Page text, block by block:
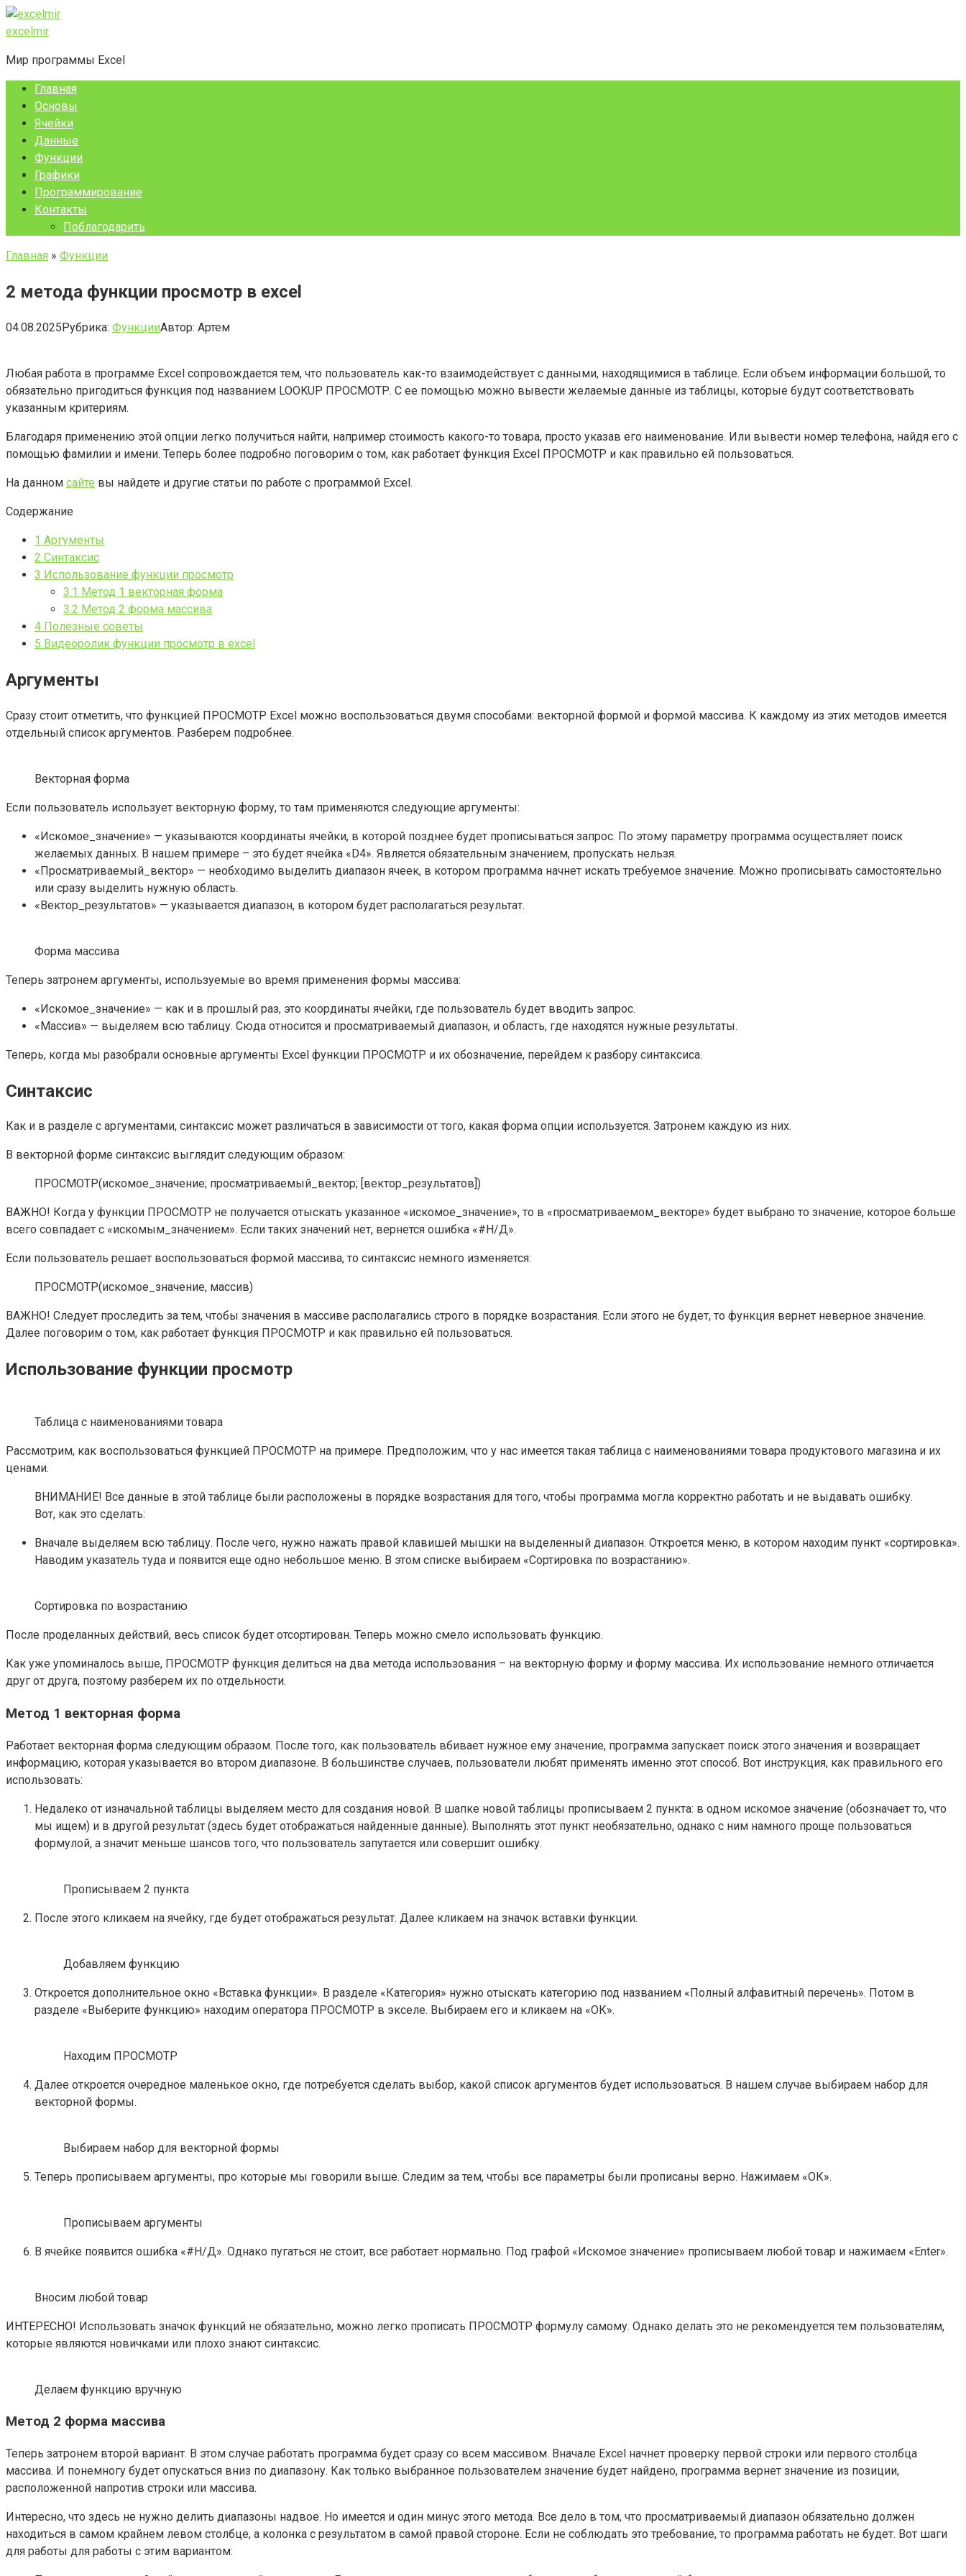
Перейти
к
excelmir
Мир программы Excel
Главная
Основы
Ячейки
Данные
Функции
Графики
Программирование
Контакты
Поблагодарить
Главная » Функции
2 метода функции просмотр в excel
04.08.2025Рубрика: ФункцииАвтор: Артем
Любая работа в программе Excel сопровождается тем, что пользователь как-то взаимодействует с данными, находящимися в таблице. Если объем информации большой, то
обязательно пригодиться функция под названием LOOKUP ПРОСМОТР. С ее помощью можно вывести желаемые данные из таблицы, которые будут соответствовать
указанным критериям.
Благодаря применению этой опции легко получиться найти, например стоимость какого-то товара, просто указав его наименование. Или вывести номер телефона, найдя его с
помощью фамилии и имени. Теперь более подробно поговорим о том, как работает функция Excel ПРОСМОТР и как правильно ей пользоваться.
На данном сайте вы найдете и другие статьи по работе с программой Excel.
Содержание
1 Аргументы
2 Синтаксис
3 Использование функции просмотр
3.1 Метод 1 векторная форма
3.2 Метод 2 форма массива
4 Полезные советы
5 Видеоролик функции просмотр в excel
Аргументы
Сразу стоит отметить, что функцией ПРОСМОТР Excel можно воспользоваться двумя способами: векторной формой и формой массива. К каждому из этих методов имеется
отдельный список аргументов. Разберем подробнее.
Векторная форма
Если пользователь использует векторную форму, то там применяются следующие аргументы:
«Искомое_значение» — указываются координаты ячейки, в которой позднее будет прописываться запрос. По этому параметру программа осуществляет поиск
желаемых данных. В нашем примере – это будет ячейка «D4». Является обязательным значением, пропускать нельзя.
«Просматриваемый_вектор» — необходимо выделить диапазон ячеек, в котором программа начнет искать требуемое значение. Можно прописывать самостоятельно
или сразу выделить нужную область.
«Вектор_результатов» — указывается диапазон, в котором будет располагаться результат.
Форма массива
Теперь затронем аргументы, используемые во время применения формы массива:
«Искомое_значение» — как и в прошлый раз, это координаты ячейки, где пользователь будет вводить запрос.
«Массив» — выделяем всю таблицу. Сюда относится и просматриваемый диапазон, и область, где находятся нужные результаты.
Теперь, когда мы разобрали основные аргументы Excel функции ПРОСМОТР и их обозначение, перейдем к разбору синтаксиса.
Синтаксис
Как и в разделе с аргументами, синтаксис может различаться в зависимости от того, какая форма опции используется. Затронем каждую из них.
В векторной форме синтаксис выглядит следующим образом:
ПРОСМОТР(искомое_значение; просматриваемый_вектор; [вектор_результатов])
ВАЖНО! Когда у функции ПРОСМОТР не получается отыскать указанное «искомое_значение», то в «просматриваемом_векторе» будет выбрано то значение, которое больше
всего совпадает с «искомым_значением». Если таких значений нет, вернется ошибка «#Н/Д».
Если пользователь решает воспользоваться формой массива, то синтаксис немного изменяется:
ПРОСМОТР(искомое_значение, массив)
ВАЖНО! Следует проследить за тем, чтобы значения в массиве располагались строго в порядке возрастания. Если этого не будет, то функция вернет неверное значение.
Далее поговорим о том, как работает функция ПРОСМОТР и как правильно ей пользоваться.
Использование функции просмотр
Таблица с наименованиями товара
Рассмотрим, как воспользоваться функцией ПРОСМОТР на примере. Предположим, что у нас имеется такая таблица с наименованиями товара продуктового магазина и их
ценами.
ВНИМАНИЕ! Все данные в этой таблице были расположены в порядке возрастания для того, чтобы программа могла корректно работать и не выдавать ошибку.
Вот, как это сделать:
Вначале выделяем всю таблицу. После чего, нужно нажать правой клавишей мышки на выделенный диапазон. Откроется меню, в котором находим пункт «сортировка».
Наводим указатель туда и появится еще одно небольшое меню. В этом списке выбираем «Сортировка по возрастанию».
Сортировка по возрастанию
После проделанных действий, весь список будет отсортирован. Теперь можно смело использовать функцию.
Как уже упоминалось выше, ПРОСМОТР функция делиться на два метода использования – на векторную форму и форму массива. Их использование немного отличается
друг от друга, поэтому разберем их по отдельности.
Метод 1 векторная форма
Работает векторная форма следующим образом. После того, как пользователь вбивает нужное ему значение, программа запускает поиск этого значения и возвращает
информацию, которая указывается во втором диапазоне. В большинстве случаев, пользователи любят применять именно этот способ. Вот инструкция, как правильного его
использовать:
Недалеко от изначальной таблицы выделяем место для создания новой. В шапке новой таблицы прописываем 2 пункта: в одном искомое значение (обозначает то, что
мы ищем) и в другой результат (здесь будет отображаться найденные данные). Выполнять этот пункт необязательно, однако с ним намного проще пользоваться
формулой, а значит меньше шансов того, что пользователь запутается или совершит ошибку.
Прописываем 2 пункта
После этого кликаем на ячейку, где будет отображаться результат. Далее кликаем на значок вставки функции.
Добавляем функцию
Откроется дополнительное окно «Вставка функции». В разделе «Категория» нужно отыскать категорию под названием «Полный алфавитный перечень». Потом в
разделе «Выберите функцию» находим оператора ПРОСМОТР в экселе. Выбираем его и кликаем на «ОК».
Находим ПРОСМОТР
Далее откроется очередное маленькое окно, где потребуется сделать выбор, какой список аргументов будет использоваться. В нашем случае выбираем набор для
векторной формы.
Выбираем набор для векторной формы
Теперь прописываем аргументы, про которые мы говорили выше. Следим за тем, чтобы все параметры были прописаны верно. Нажимаем «ОК».
Прописываем аргументы
В ячейке появится ошибка «#Н/Д». Однако пугаться не стоит, все работает нормально. Под графой «Искомое значение» прописываем любой товар и нажимаем «Enter».
Вносим любой товар
ИНТЕРЕСНО! Использовать значок функций не обязательно, можно легко прописать ПРОСМОТР формулу самому. Однако делать это не рекомендуется тем пользователям,
которые являются новичками или плохо знают синтаксис.
Делаем функцию вручную
Метод 2 форма массива
Теперь затронем второй вариант. В этом случае работать программа будет сразу со всем массивом. Вначале Excel начнет проверку первой строки или первого столбца
массива. И понемногу будет опускаться вниз по диапазону. Как только выбранное пользователем значение будет найдено, программа вернет значение из позиции,
расположенной напротив строки или массива.
Интересно, что здесь не нужно делить диапазоны надвое. Но имеется и один минус этого метода. Все дело в том, что просматриваемый диапазон обязательно должен
находиться в самом крайнем левом столбце, а колонка с результатом в самой правой стороне. Если не соблюдать это требование, то программа работать не будет. Вот шаги
для работы для работы с этим вариантом: